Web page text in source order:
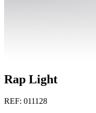
Rap Light
REF: 011128